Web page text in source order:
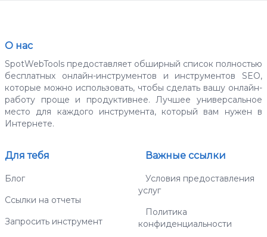
О нас
SpotWebTools предоставляет обширный список полностью
бесплатных онлайн-инструментов и инструментов SEO,
которые можно использовать, чтобы сделать вашу онлайн-
работу проще и продуктивнее. Лучшее универсальное
место для каждого инструмента, который вам нужен в
Интернете.
Для тебя
Блог
Ссылки на отчеты
Запросить инструмент
Важные ссылки
Условия предоставления
услуг
Политика
конфиденциальности